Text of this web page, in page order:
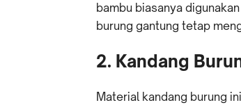
bambu biasanya
burung gantung tetap
2. Kandang
Material kandang burung